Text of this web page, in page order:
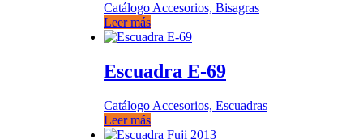
Catálogo Accesorios, Bisagras
Leer más
Escuadra E-69
Catálogo Accesorios, Escuadras
Leer más